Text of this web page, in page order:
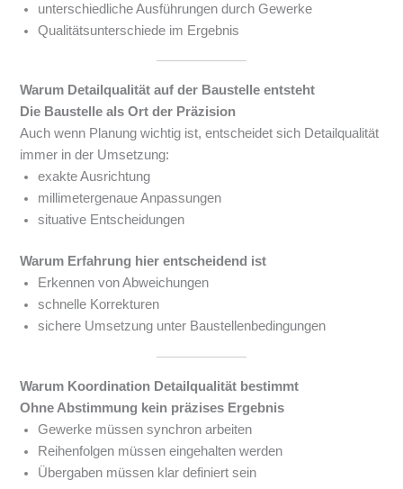
unterschiedliche Ausführungen durch Gewerke
Qualitätsunterschiede im Ergebnis
Warum Detailqualität auf der Baustelle entsteht
Die Baustelle als Ort der Präzision
Auch wenn Planung wichtig ist, entscheidet sich Detailqualität
immer in der Umsetzung:
exakte Ausrichtung
millimetergenaue Anpassungen
situative Entscheidungen
Warum Erfahrung hier entscheidend ist
Erkennen von Abweichungen
schnelle Korrekturen
sichere Umsetzung unter Baustellenbedingungen
Warum Koordination Detailqualität bestimmt
Ohne Abstimmung kein präzises Ergebnis
Gewerke müssen synchron arbeiten
Reihenfolgen müssen eingehalten werden
Übergaben müssen klar definiert sein